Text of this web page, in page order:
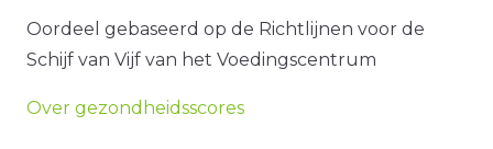
Oordeel gebaseerd op de Richtlijnen voor de
Schijf van Vijf van het Voedingscentrum
Over gezondheidsscores